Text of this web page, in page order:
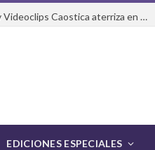
El Festival Internacional de Cortos y Videoclips Caostica aterriza en Ciudad de México
EDICIONES ESPECIALES